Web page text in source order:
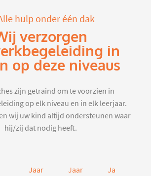
hulp onder één dak
verzorgen
in
op deze niveaus
zijn getraind om te voorzien in
op elk niveau en in elk leerjaar.
wij uw kind altijd ondersteunen waar
hij/zij dat nodig heeft.
Jaar
Jaar
Jaar